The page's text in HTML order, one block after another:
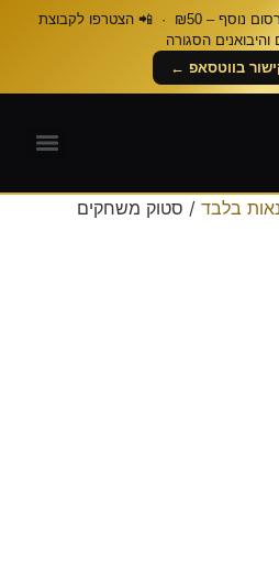
כל פרסום נוסף – ₪50 · 📲 הצטרפו לקבוצת
והיבואנים הסגורה
בווטסאפ ←
בלבד / סטוק משחקים